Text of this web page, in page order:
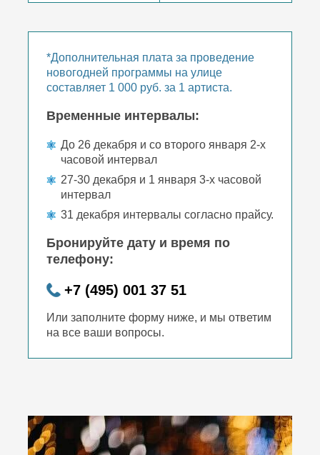
*Дополнительная плата за проведение
новогодней программы на улице
составляет 1 000 руб. за 1 артиста.
Временные интервалы:
До 26 декабря и со второго января 2-х
часовой интервал
27-30 декабря и 1 января 3-х часовой
интервал
31 декабря интервалы согласно прайсу.
Бронируйте дату и время по
телефону:
+7 (495) 001 37 51
Или заполните форму ниже, и мы ответим
на все ваши вопросы.